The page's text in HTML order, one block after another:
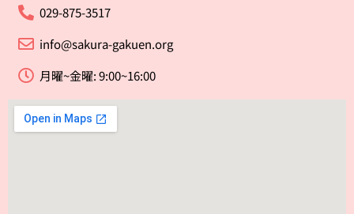
029-875-3517
info@sakura-gakuen.org
月曜~金曜: 9:00~16:00